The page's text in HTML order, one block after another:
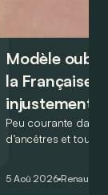
Modèle
la Française
injustement
Peu courante dans
d’ancêtres et
proposait en 1965
5 Aoû 2026 Renault